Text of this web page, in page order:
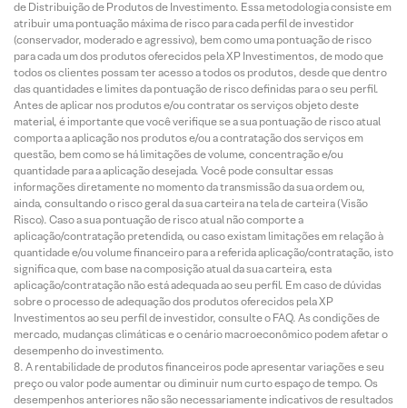
de Distribuição de Produtos de Investimento. Essa metodologia consiste em
atribuir uma pontuação máxima de risco para cada perfil de investidor
(conservador, moderado e agressivo), bem como uma pontuação de risco
para cada um dos produtos oferecidos pela XP Investimentos, de modo que
todos os clientes possam ter acesso a todos os produtos, desde que dentro
das quantidades e limites da pontuação de risco definidas para o seu perfil.
Antes de aplicar nos produtos e/ou contratar os serviços objeto deste
material, é importante que você verifique se a sua pontuação de risco atual
comporta a aplicação nos produtos e/ou a contratação dos serviços em
questão, bem como se há limitações de volume, concentração e/ou
quantidade para a aplicação desejada. Você pode consultar essas
informações diretamente no momento da transmissão da sua ordem ou,
ainda, consultando o risco geral da sua carteira na tela de carteira (Visão
Risco). Caso a sua pontuação de risco atual não comporte a
aplicação/contratação pretendida, ou caso existam limitações em relação à
quantidade e/ou volume financeiro para a referida aplicação/contratação, isto
significa que, com base na composição atual da sua carteira, esta
aplicação/contratação não está adequada ao seu perfil. Em caso de dúvidas
sobre o processo de adequação dos produtos oferecidos pela XP
Investimentos ao seu perfil de investidor, consulte o FAQ. As condições de
mercado, mudanças climáticas e o cenário macroeconômico podem afetar o
desempenho do investimento.
A rentabilidade de produtos financeiros pode apresentar variações e seu
preço ou valor pode aumentar ou diminuir num curto espaço de tempo. Os
desempenhos anteriores não são necessariamente indicativos de resultados